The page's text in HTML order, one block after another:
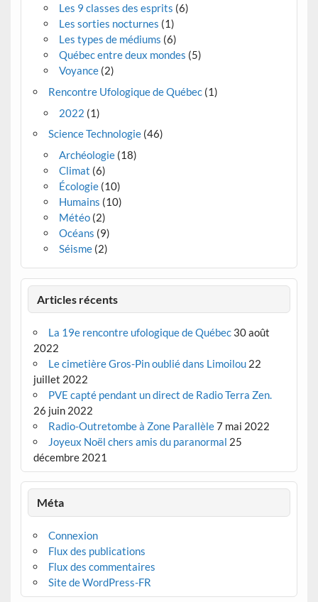
Les 9 classes des esprits (6)
Les sorties nocturnes (1)
Les types de médiums (6)
Québec entre deux mondes (5)
Voyance(2)
Rencontre Ufologique de Québec(1)
2022 (1)
Science Technologie(46)
Archéologie(18)
Climat (6)
Écologie(10)
Humains (10)
Météo(2)
Océans (9)
Séisme(2)
Articles récents
La 19e rencontre ufologique de Québec 30 août
2022
Le cimetière Gros-Pin oublié dans Limoilou 22
juillet 2022
PVE capté pendant un direct de Radio Terra Zen.
26 juin 2022
Radio-Outretombe à Zone Parallèle7 mai 2022
Joyeux Noël chers amis du paranormal 25
décembre 2021
Méta
Connexion
Flux des publications
Flux des commentaires
Site de WordPress-FR